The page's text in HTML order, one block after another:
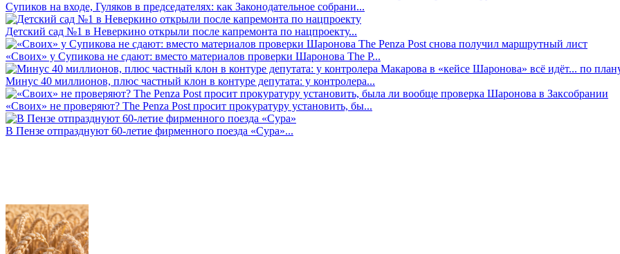
Супиков на входе, Гуляков в председателях: как Законодательное собрани...
Детский сад №1 в Неверкино открыли после капремонта по нацпроекту...
«Своих» у Супикова не сдают: вместо материалов проверки Шаронова The P...
Минус 40 миллионов, плюс частный клон в контуре депутата: у контролера...
«Своих» не проверяют? The Penza Post просит прокуратуру установить, бы...
В Пензе отпразднуют 60-летие фирменного поезда «Сура»...